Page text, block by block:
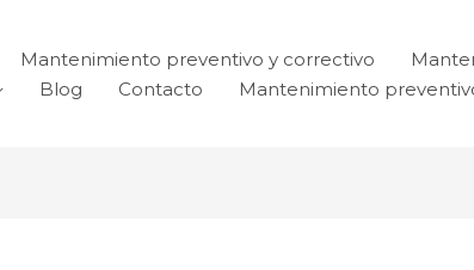
Mantenimiento preventivo y correctivo
Blog Contacto Mantenimiento